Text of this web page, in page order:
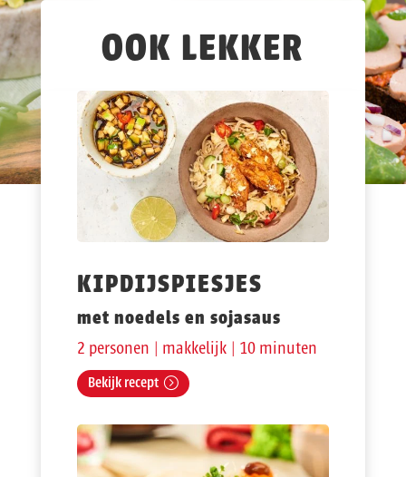
OOK LEKKER
KIPDIJSPIESJES
met noedels en sojasaus
2 personen | makkelijk | 10 minuten
Bekijk recept